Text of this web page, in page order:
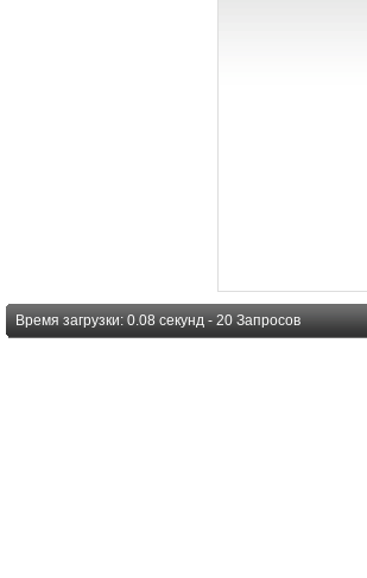
Время загрузки: 0.08 секунд - 20 Запросов